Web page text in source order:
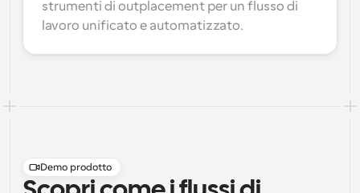
strumenti di outplacement per un flusso di
lavoro unificato e automatizzato.
Demo prodotto